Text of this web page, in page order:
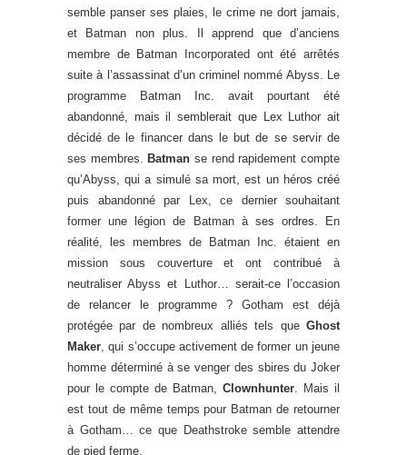
semble panser ses plaies, le crime ne dort jamais,
et Batman non plus. Il apprend que d’anciens
membre de Batman Incorporated ont été arrêtés
suite à l’assassinat d’un criminel nommé Abyss. Le
programme Batman Inc. avait pourtant été
abandonné, mais il semblerait que Lex Luthor ait
décidé de le financer dans le but de se servir de
ses membres. Batman se rend rapidement compte
qu’Abyss, qui a simulé sa mort, est un héros créé
puis abandonné par Lex, ce dernier souhaitant
former une légion de Batman à ses ordres. En
réalité, les membres de Batman Inc. étaient en
mission sous couverture et ont contribué à
neutraliser Abyss et Luthor… serait-ce l’occasion
de relancer le programme ? Gotham est déjà
protégée par de nombreux alliés tels que Ghost
Maker, qui s’occupe activement de former un jeune
homme déterminé à se venger des sbires du Joker
pour le compte de Batman, Clownhunter. Mais il
est tout de même temps pour Batman de retourner
à Gotham… ce que Deathstroke semble attendre
de pied ferme.